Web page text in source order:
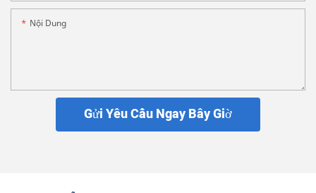
Nội Dung
Gửi Yêu Cầu Ngay Bây Giờ